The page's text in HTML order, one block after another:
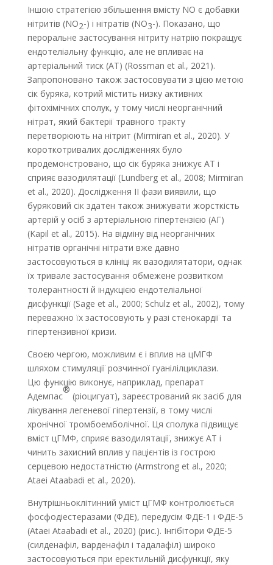
Іншою стратегією збільшення вмісту NO є добавки
нітритів (NO2-) і нітратів (NO3-). Показано, що
пероральне застосування нітриту натрію покращує
ендотеліальну функцію, але не впливає на
артеріальний тиск (АТ) (Rossman et al., 2021).
Запропоновано також застосовувати з цією метою
сік буряка, котрий містить низку активних
фітохімічних сполук, у тому числі неорганічний
нітрат, який бактерії травного тракту
перетворюють на нітрит (Mirmiran et al., 2020). У
короткотривалих дослід­женнях було
продемонстровано, що сік буряка знижує АТ і
сприяє вазодилятації (Lundberg et al., 2008; Mirmiran
et al., 2020). Дослідження II фази виявили, що
буряковий сік здатен також знижувати жорсткість
артерій у осіб з артеріальною гіпертензією (АГ)
(Kapil et al., 2015). На відміну від неорганічних
нітратів органічні нітрати вже давно
застосовуються в клініці як вазодилятатори, однак
їх тривале застосування обмежене розвитком
толерантності й індукцією ендотеліальної
дисфункції (Sage et al., 2000; Schulz et al., 2002), тому
переважно їх застосовують у разі стенокардії та
гіпертензивної кризи.
Своєю чергою, можливим є і вплив на цМГФ
шляхом стимуляції розчинної гуанілілциклази.
Цю функцію виконує, наприклад, препарат
Адемпас
®
(ріоцигуат), зареєстрований як засіб для
лікування легеневої гіпертензії, в тому числі
хронічної тромбо­емболічної. Ця сполука підвищує
вміст цГМФ, сприяє вазодилятації, знижує АТ і
чинить захисний вплив у пацієнтів із гострою
серцевою недостатністю (Armstrong et al., 2020;
Ataei Ataabadi et al., 2020).
Внутрішньоклітинний уміст цГМФ контролюється
фосфодіестеразами (ФДЕ), передусім ФДЕ-1 і ФДЕ-5
(Ataei Ataabadi et al., 2020) (рис.). Інгібітори ФДЕ-5
(силденафіл, варденафіл і тадалафіл) широко
застосовуються при еректильній дисфункції, яку